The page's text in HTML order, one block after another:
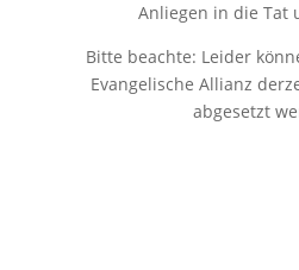
Anliegen in die Tat
Bitte beachte: Leider
Evangelische Allianz
abgesetzt